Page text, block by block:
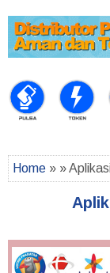
Home » »